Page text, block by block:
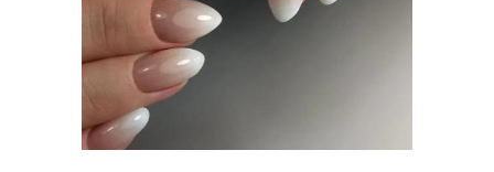
Маникюр к бордовому
платью
Маникюр под бардовое